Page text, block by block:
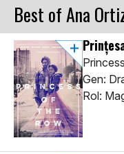
Best of Ana
Gen:
Rol: